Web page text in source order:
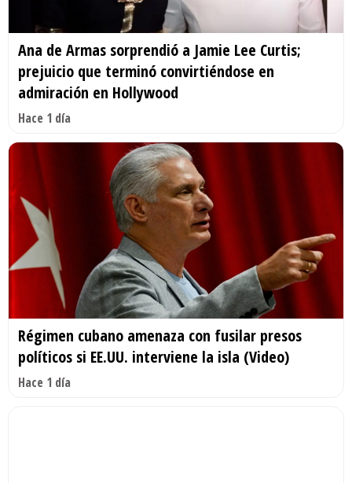
Ana de Armas sorprendió a Jamie Lee Curtis;
prejuicio que terminó convirtiéndose en
admiración en Hollywood
Hace 1 día
Régimen cubano amenaza con fusilar presos
políticos si EE.UU. interviene la isla (Video)
Hace 1 día